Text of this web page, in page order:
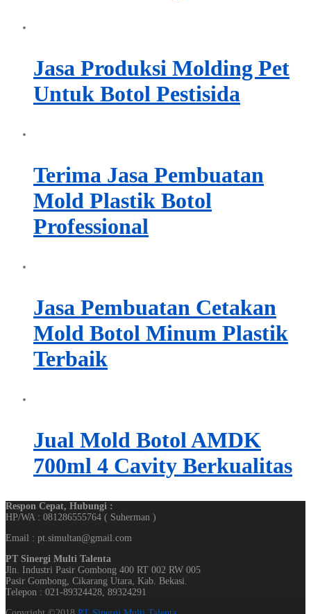
Jasa Produksi Molding Pet
Untuk Botol Pestisida
Terima Jasa Pembuatan
Mold Plastik Botol
Professional
Jasa Pembuatan Cetakan
Mold Botol Minum Plastik
Terbaik
Jual Mold Botol AMDK
700ml 4 Cavity Berkualitas
Respon Cepat, Hubungi :
HP/WA : 081286555764 ( Suherman )
Email : pt.simultan@gmail.com
PT Sinergi Multi Talenta
Jln. Industri Pasir Gombong 400 RT 002 RW 005
Pasir Gombong, Cikarang Utara, Kab. Bekasi.
Telepon : 021-89324428, 89324291